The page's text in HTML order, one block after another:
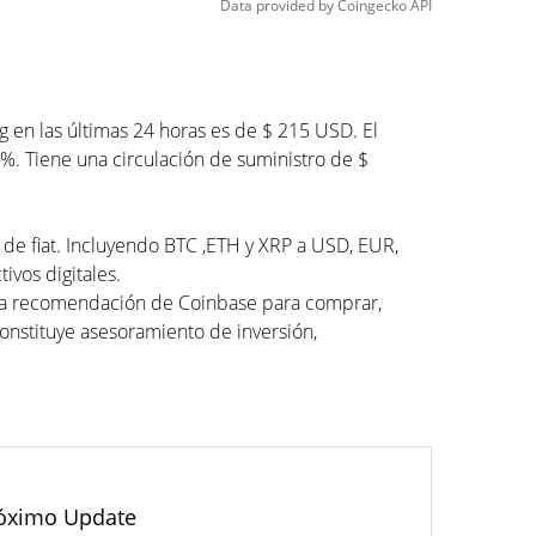
Data provided byCoingeckoAPI
las últimas 24 horas es de $ 215 USD. El
Tiene una circulación de suministro de $
Incluyendo BTC ,ETH y XRP a USD, EUR,
digitales.
de Coinbase para comprar,
asesoramiento de inversión,
Update